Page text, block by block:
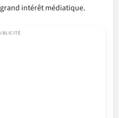
intérêt médiatique.